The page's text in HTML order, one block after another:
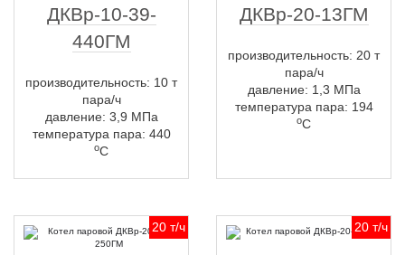
ДКВр-10-39-
440ГМ
производительность: 10 т
пара/ч
давление: 3,9 МПа
температура пара: 440
оС
ДКВр-20-13ГМ
производительность: 20 т
пара/ч
давление: 1,3 МПа
температура пара: 194
оС
20 т/ч 20 т/ч